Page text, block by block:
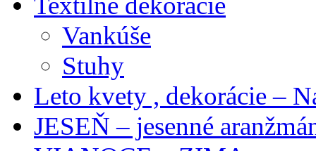
Vankúše
Stuhy
Leto kvety , dekorácie –
JESEŇ – jesenné